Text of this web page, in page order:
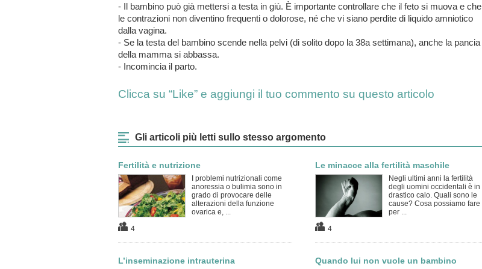
- Il bambino può già mettersi a testa in giù. È importante controllare che il feto si muova e che
le contrazioni non diventino frequenti o dolorose, né che vi siano perdite di liquido amniotico
dalla vagina.
- Se la testa del bambino scende nella pelvi (di solito dopo la 38a settimana), anche la pancia
della mamma si abbassa.
- Incomincia il parto.
Clicca su “Like” e aggiungi il tuo commento su questo articolo
Gli articoli più letti sullo stesso argomento
Fertilità e nutrizione
I problemi nutrizionali come
anoressia o bulimia sono in
grado di provocare delle
alterazioni della funzione
ovarica e, ...
4
Le minacce alla fertilità maschile
Negli ultimi anni la fertilità
degli uomini occidentali è in
drastico calo. Quali sono le
cause? Cosa possiamo fare
per ...
4
L’inseminazione intrauterina Quando lui non vuole un bambino